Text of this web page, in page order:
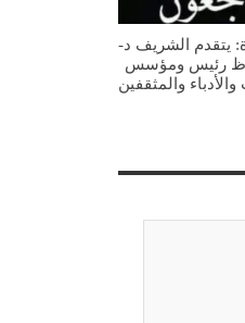
يتقدم الشريف د-
رئيس ومؤسس
والمثقفين